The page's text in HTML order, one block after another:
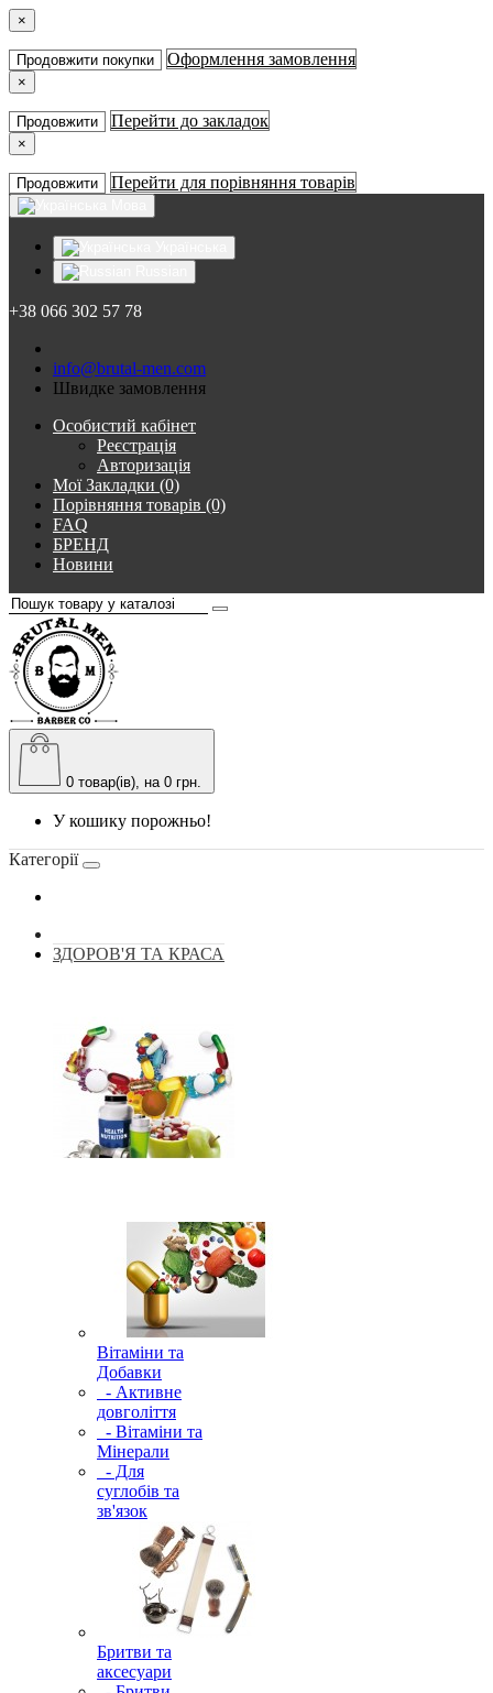
×
Продовжити покупки Оформлення замовлення
×
Продовжити Перейти до закладок
×
Продовжити Перейти для порівняння товарів
+38 066 302 57 78
info@brutal-men.com
Швидке замовлення
Особистий кабінет
Реєстрація
Авторизація
Мої Закладки (0)
Порівняння товарів (0)
FAQ
БРЕНД
Новини
0 товар(ів), на 0 грн.
У кошику порожньо!
Категорії
ЗДОРОВ'Я ТА КРАСА
Вітаміни та
Добавки
- Активне
довголіття
- Вітаміни та
Мінерали
- Для
суглобів та
зв'язок
Бритви та
аксесуари